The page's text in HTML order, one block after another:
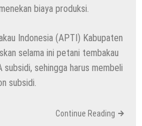
biaya produksi.
Indonesia (APTI) Kabupaten
selama ini petani tembakau
sehingga harus membeli
subsidi.
Continue Reading